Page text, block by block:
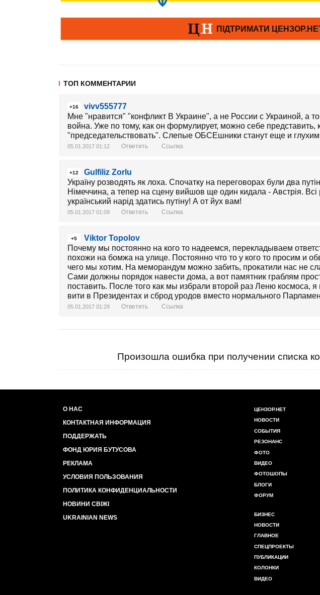
ТОП КОММЕНТАРИИ
+16
vivv555777
Мне "нравится" "конфликт В Украине", а не России с Украиной, а
война. Уже по тому, как он формулирует, можно себе представить,
"председательствовать". Слепые ОБСЕшники станут еще и
05.01.2017 01:12 Ответить Ссылка
+12
Gulfiliz Zorlu
Україну розводять як лоха. Спочатку на переговорах були два
Німеччина, а тепер на сцену вийшов ще один кидала - Австрія. Всі
український нарід здатись путіну! А от йух вам!
05.01.2017 01:09 Ответить Ссылка
+5
Viktor Topolov
Почему мы постоянно на кого то надеемся, перекладываем
похожи на бомжа на улице. Постоянно что то у кого то просим и
чего мы хотим. На меморандум можно забить, прокатили нас не
Сами должны порядок навести дома, а вот памятник граблям
поставить. После того как мы избрали второй раз Леню космоса,
вити в Президентах и сброд уродов вместо нормального
05.01.2017 01:29 Ответить Ссылка
Произошла ошибка при получении списка
О НАС
КОНТАКТНАЯ ИНФОРМАЦИЯ
ПОДДЕРЖАТЬ
ФОНД ЮРИЯ БУТУСОВА
РЕКЛАМА
УСЛОВИЯ ПОЛЬЗОВАНИЯ
ПОЛИТИКА КОНФИДЕНЦИАЛЬНОСТИ
НОВИНИ СВІЖІ
UKRAINIAN NEWS
ЦЕНЗОР.НЕТ
НОВОСТИ
СОБЫТИЯ
РЕЗОНАНС
ФОТО
ВИДЕО
ФОТОШОПЫ
БЛОГИ
ФОРУМ
БИЗНЕС
НОВОСТИ
ГЛАВНОЕ
СПЕЦПРОЕКТЫ
ПУБЛИКАЦИИ
КОЛОНКИ
ВИДЕО